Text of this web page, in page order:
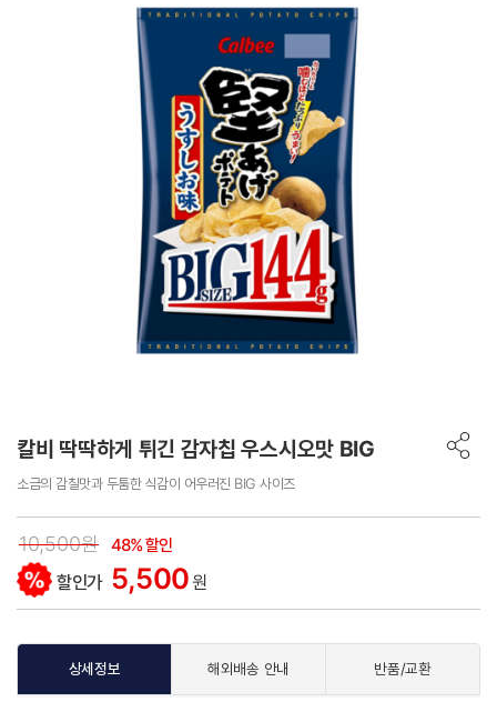
칼비 딱딱하게 튀긴 감자칩 우스시오맛 BIG
소금의 감칠맛과 두툼한 식감이 어우러진 BIG 사이즈
10,500원 48% 할인
할인가 5,500원
상세정보 해외배송 안내 반품/교환